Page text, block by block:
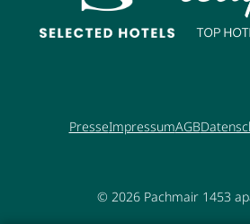
© 2026 Pachmair 1453
PresseImpressumAGB